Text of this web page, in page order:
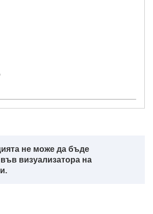
не може да бъде
визуализатора на